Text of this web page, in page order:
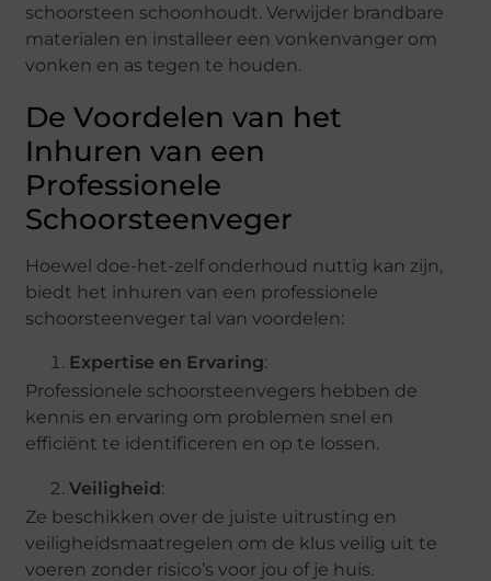
schoorsteen schoonhoudt. Verwijder brandbare
materialen en installeer een vonkenvanger om
vonken en as tegen te houden.
De Voordelen van het
Inhuren van een
Professionele
Schoorsteenveger
Hoewel doe-het-zelf onderhoud nuttig kan zijn,
biedt het inhuren van een professionele
schoorsteenveger tal van voordelen:
Expertise en Ervaring:
Professionele schoorsteenvegers hebben de
kennis en ervaring om problemen snel en
efficiënt te identificeren en op te lossen.
Veiligheid:
Ze beschikken over de juiste uitrusting en
veiligheidsmaatregelen om de klus veilig uit te
voeren zonder risico’s voor jou of je huis.